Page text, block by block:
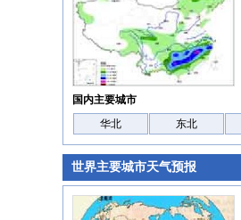
国内主要城市
华北
东北
世界主要城市天气预报